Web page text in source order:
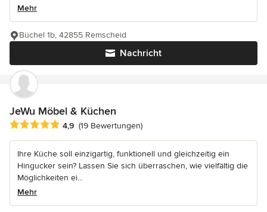
Mehr
Nachricht
Büchel 1b, 42855 Remscheid
JeWu Möbel & Küchen
Durchschnittliche Bewertung: 4.9 von 5 Sternen
4,9 (19 Bewertungen)
Ihre Küche soll einzigartig, funktionell und gleichzeitig ein
Hingucker sein? Lassen Sie sich überraschen, wie vielfältig die
Möglichkeiten ei...
Mehr